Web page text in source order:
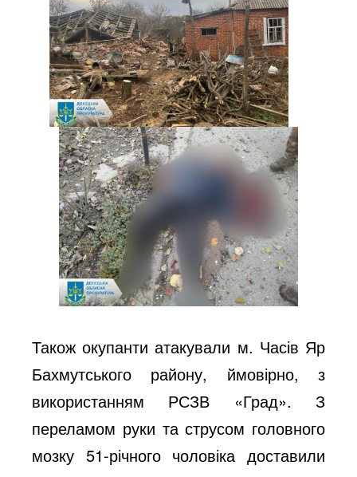
Також окупанти атакували м. Часів Яр
Бахмутського району, ймовірно, з
використанням РСЗВ «Град». З
переламом руки та струсом головного
мозку 51-річного чоловіка доставили